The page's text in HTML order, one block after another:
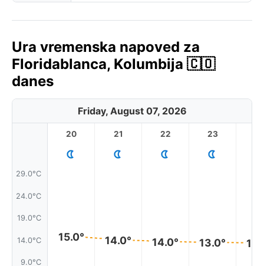
Ura vremenska napoved za
Floridablanca, Kolumbija 🇨🇴
danes
Friday, August 07, 2026
29.0°C
24.0°C
19.0°C
14.0°C
9.0°C
20
15.0°
21
14.0°
22
14.0°
23
13.0°